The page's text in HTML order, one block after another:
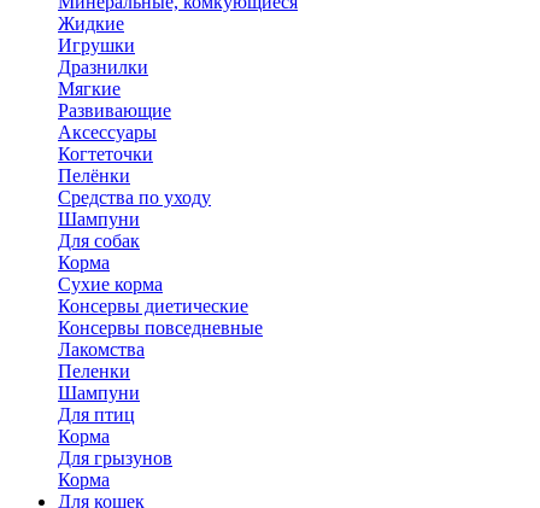
Жидкие
Игрушки
Дразнилки
Мягкие
Развивающие
Аксессуары
Когтеточки
Пелёнки
Средства по уходу
Шампуни
Для собак
Корма
Сухие корма
Консервы диетические
Консервы повседневные
Лакомства
Пеленки
Шампуни
Для птиц
Корма
Для грызунов
Корма
Для кошек